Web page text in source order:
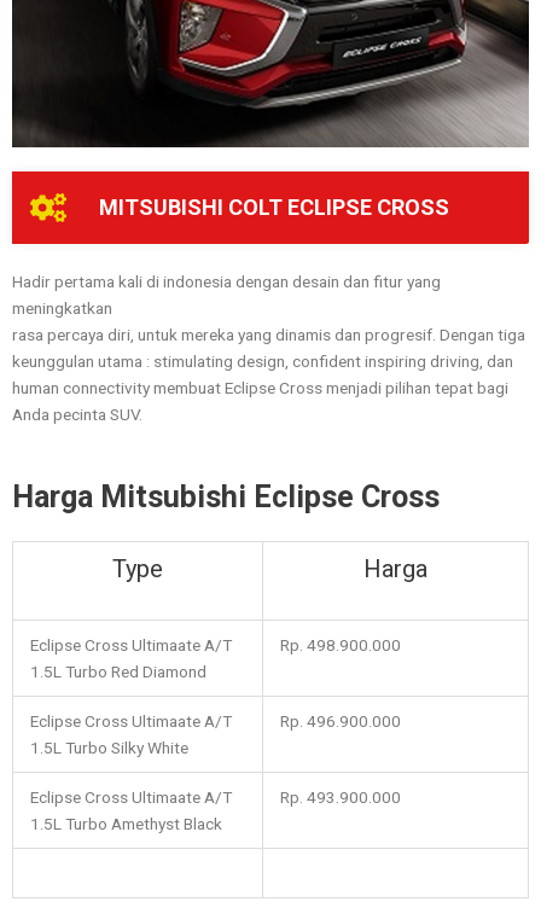
MITSUBISHI COLT ECLIPSE CROSS
Hadir pertama kali di indonesia dengan desain dan fitur yang
meningkatkan
rasa percaya diri, untuk mereka yang dinamis dan progresif. Dengan tiga
keunggulan utama : stimulating design, confident inspiring driving, dan
human connectivity membuat Eclipse Cross menjadi pilihan tepat bagi
Anda pecinta SUV.
Harga Mitsubishi Eclipse Cross
Type Harga
Eclipse Cross Ultimaate A/T
1.5L Turbo Red Diamond
Rp. 498.900.000
Eclipse Cross Ultimaate A/T
1.5L Turbo Silky White
Rp. 496.900.000
Eclipse Cross Ultimaate A/T
1.5L Turbo Amethyst Black
Rp. 493.900.000